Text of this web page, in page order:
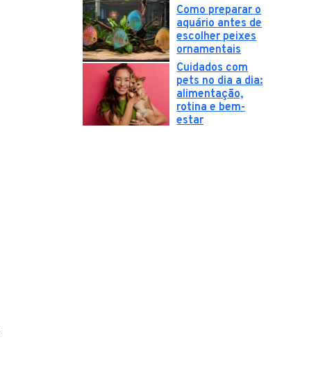
Como preparar o
aquário antes de
escolher peixes
ornamentais
Cuidados com
pets no dia a dia:
alimentação,
rotina e bem-
estar